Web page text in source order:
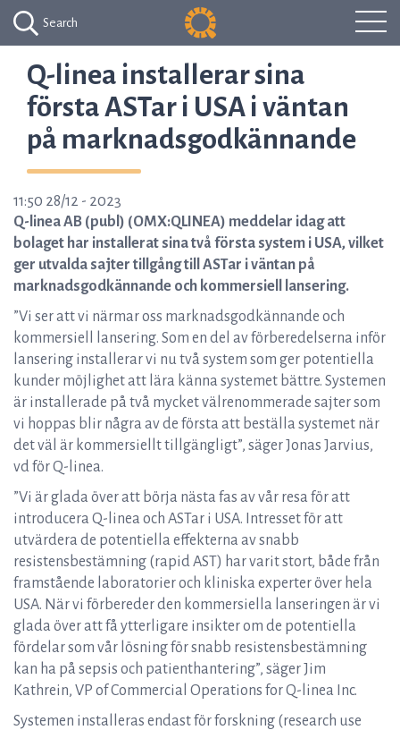
Search
Q-linea installerar sina
första ASTar i USA i väntan
på marknadsgodkännande
11:50 28/12 - 2023
Q-linea AB (publ) (OMX:QLINEA) meddelar idag att
bolaget har installerat sina två första system i USA, vilket
ger utvalda sajter tillgång till ASTar i väntan på
marknadsgodkännande och kommersiell lansering.
”Vi ser att vi närmar oss marknadsgodkännande och
kommersiell lansering. Som en del av förberedelserna inför
lansering installerar vi nu två system som ger potentiella
kunder möjlighet att lära känna systemet bättre. Systemen
är installerade på två mycket välrenommerade sajter som
vi hoppas blir några av de första att beställa systemet när
det väl är kommersiellt tillgängligt”, säger Jonas Jarvius,
vd för Q-linea.
”Vi är glada över att börja nästa fas av vår resa för att
introducera Q-linea och ASTar i USA. Intresset för att
utvärdera de potentiella effekterna av snabb
resistensbestämning (rapid AST) har varit stort, både från
framstående laboratorier och kliniska experter över hela
USA. När vi förbereder den kommersiella lanseringen är vi
glada över att få ytterligare insikter om de potentiella
fördelar som vår lösning för snabb resistensbestämning
kan ha på sepsis och patienthantering”, säger Jim
Kathrein, VP of Commercial Operations for Q-linea Inc.
Systemen installeras endast för forskning (research use